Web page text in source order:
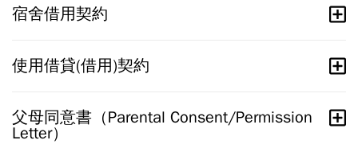
宿舍借用契約
使用借貸(借用)契約
父母同意書（Parental Consent/Permission
Letter）